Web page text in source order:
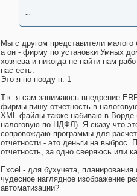
...
Мы с другом представители
а он - фирму по установки Умных
хозяева и никогда не найти нам
нас есть.
Это я по пооду п. 1
Т.к. я сам занимаюсь внедрение
фирмы пишу отчетность в
XML-файлы также набиваю в Ворде
налоговую по НДФЛ). Я сказу что
сопровождаю программы для
отчетности - это деньги на
отчетность, за одно сверяюсь или
Excel - для бухучета,
чудесное наглядное изображение
автоматизации?